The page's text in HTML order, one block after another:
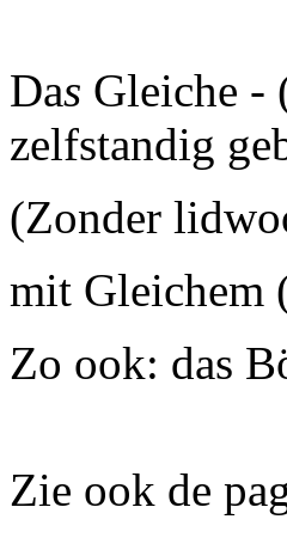
Das Gleiche -
zelfstandig
(Zonder
mit Gleichem
Zo ook: das
Zie ook de